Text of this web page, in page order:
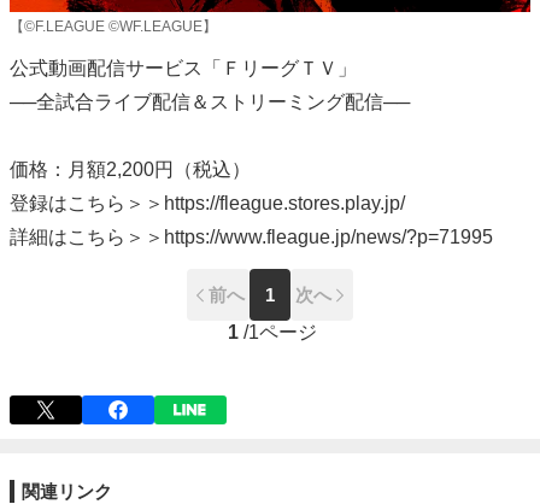
【©F.LEAGUE ©WF.LEAGUE】
公式動画配信サービス「ＦリーグＴＶ」
──全試合ライブ配信＆ストリーミング配信──
価格：月額2,200円（税込）
登録はこちら＞＞https://fleague.stores.play.jp/
詳細はこちら＞＞https://www.fleague.jp/news/?p=71995
前へ 1
次へ
1 /1ページ
関連リンク